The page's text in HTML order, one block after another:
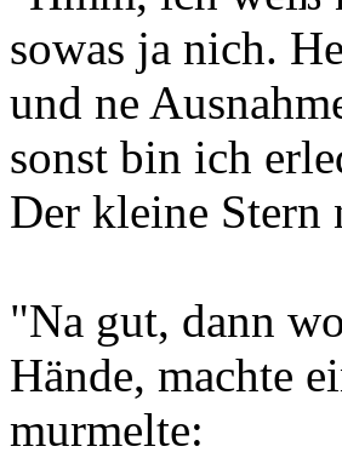
sowas ja nich.
und ne
sonst bin ich
Der kleine Stern
"Na gut, dann
Hände, machte
murmelte: